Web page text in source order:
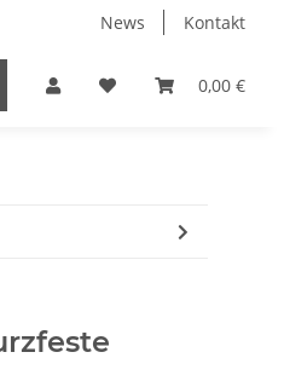
News Kontakt
0,00 €
Elektronische Geräte